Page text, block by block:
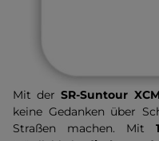
Mit der SR-Suntour
keine Gedanken über
Straßen machen. Mit